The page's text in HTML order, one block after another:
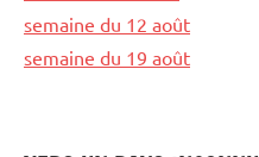
CINEMA
semaine du 12 août
semaine du 19 août